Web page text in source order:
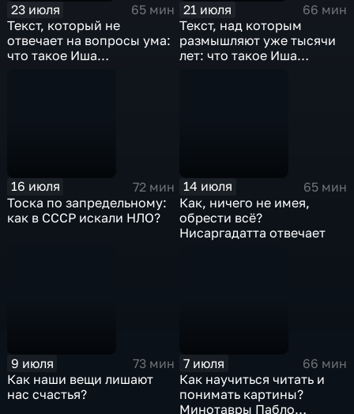
23 июля
65 мин
Текст, который не
отвечает на вопросы ума:
что такое Иша
21 июля
66 мин
Текст, над которым
размышляют уже тысячи
лет: что такое Иша
16 июля
72 мин
Тоска по запредельному:
как в СССР искали НЛО?
14 июля
65 мин
Как, ничего не имея,
обрести всё?
Нисаргадатта отвечает
9 июля
73 мин
Как наши вещи лишают
нас счастья?
7 июля
66 мин
Как научиться читать и
понимать картины?
Минотавры Пабло